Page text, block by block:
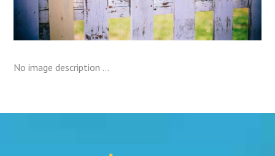
No image description ...